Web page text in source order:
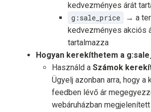
kedvezményes árát
g:sale_price
→ a
kedvezményes akciós
tartalmazza
Hogyan kerekíthetem a
Használd a Számok
Ügyelj azonban arra, hogy a
feedben lévő ár
webáruházban